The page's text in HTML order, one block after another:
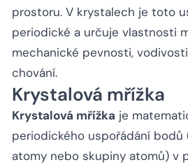
prostoru. V krystalech je toto
periodické a určuje vlastnosti
mechanické pevnosti,
chování.
Krystalová mřížka
Krystalová mřížka je
periodického uspořádání
atomy nebo skupiny atomů) v